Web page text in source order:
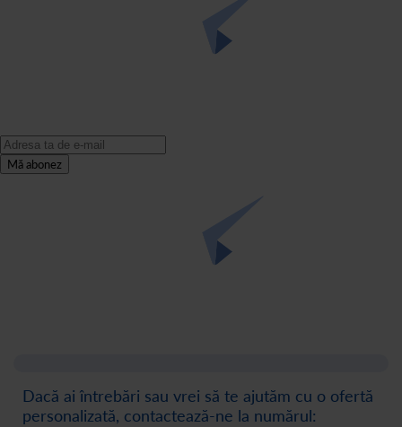
Mă abonez
Dacă ai întrebări sau vrei să te ajutăm cu o ofertă
personalizată, contactează-ne la numărul: